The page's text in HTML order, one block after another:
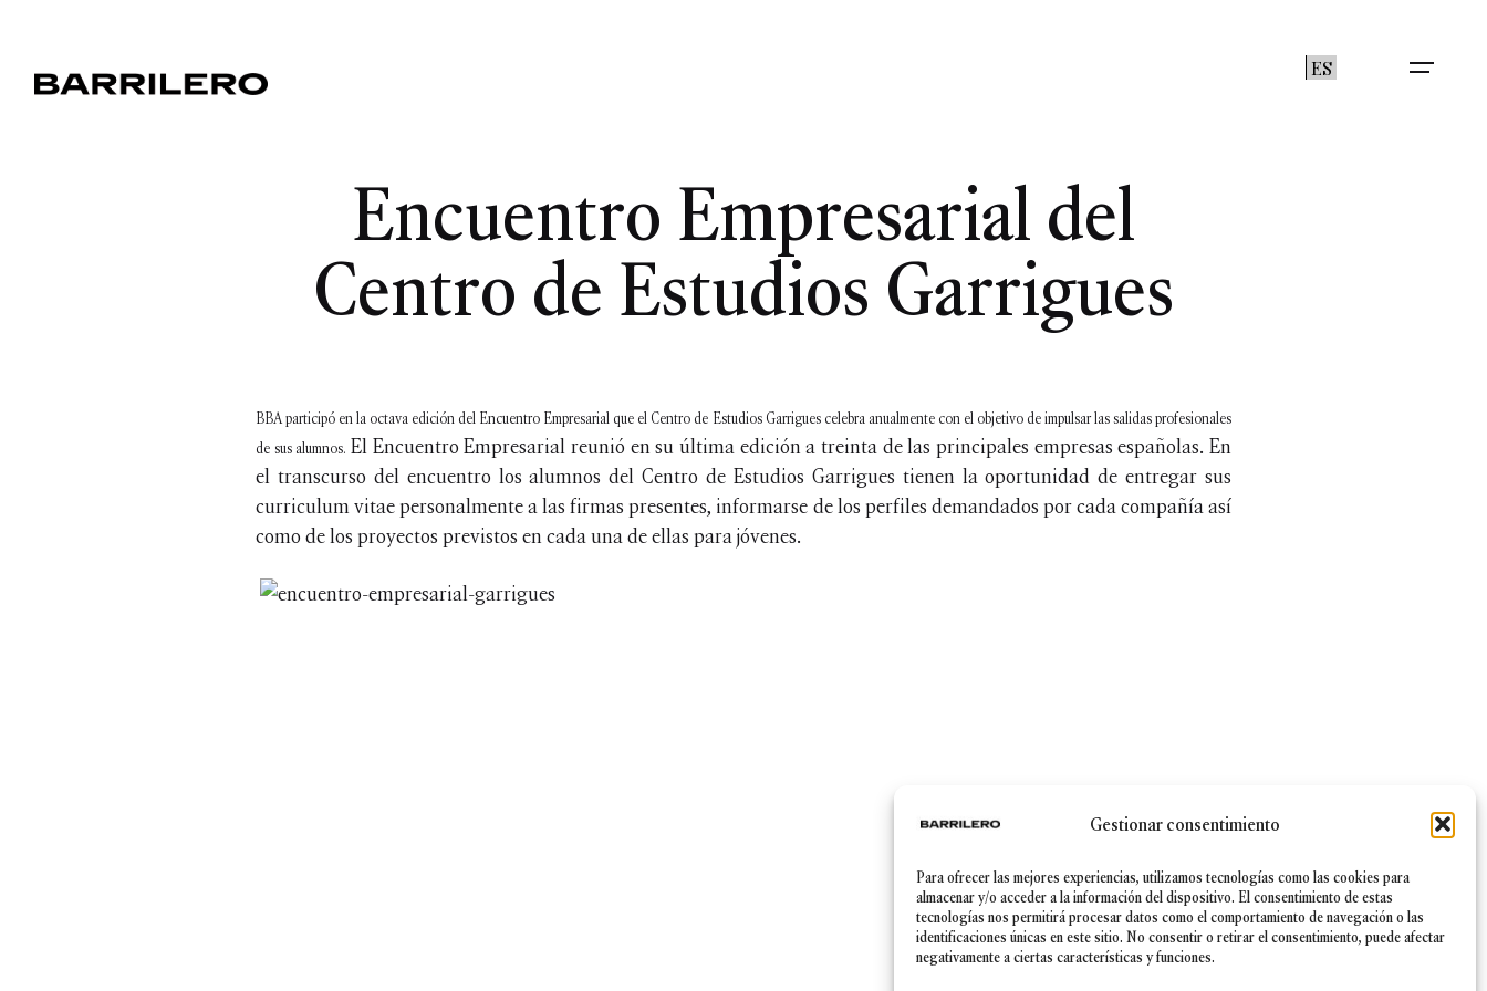
Gestionar consentimiento
Para ofrecer las mejores experiencias, utilizamos tecnologías como las cookies para
almacenar y/o acceder a la información del dispositivo. El consentimiento de estas
tecnologías nos permitirá procesar datos como el comportamiento de navegación o las
identificaciones únicas en este sitio. No consentir o retirar el consentimiento, puede afectar
negativamente a ciertas características y funciones.
ES
Encuentro Empresarial del
Centro de Estudios Garrigues
BBA participó en la octava edición del Encuentro Empresarial que el Centro de Estudios Garrigues celebra anualmente con el objetivo de impulsar las salidas profesionales
de sus alumnos. El Encuentro Empresarial reunió en su última edición a treinta de las principales empresas españolas. En
el transcurso del encuentro los alumnos del Centro de Estudios Garrigues tienen la oportunidad de entregar sus
curriculum vitae personalmente a las firmas presentes, informarse de los perfiles demandados por cada compañía así
como de los proyectos previstos en cada una de ellas para jóvenes.
Política de cookies|Canal Ético|Política de Seguridad de la información